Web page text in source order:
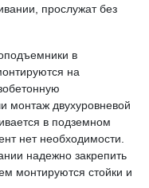
прослужат без
в
на
монтаж двухуровневой
в подземном
нет необходимости.
надежно закрепить
монтируются стойки и